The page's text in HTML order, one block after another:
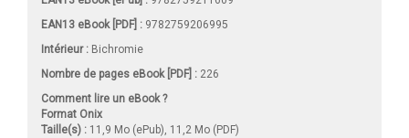
EAN13 eBook [PDF] : 9782759206995
Intérieur : Bichromie
Nombre de pages eBook [PDF] : 226
Comment lire un eBook ?
Format Onix
Taille(s) : 11,9 Mo (ePub), 11,2 Mo (PDF)